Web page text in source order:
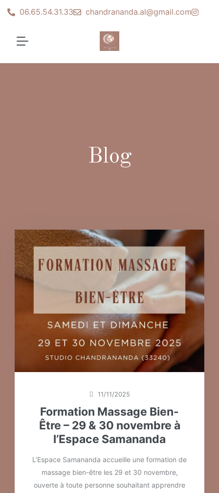
06.65.54.31.33 chandrananda.al@gmail.com
Blog
11/11/2025
Formation Massage Bien-
Être – 29 & 30 novembre à
l’Espace Samananda
L’Espace Samananda accueille une formation de
massage bien-être les 29 et 30 novembre,
ouverte à toute personne souhaitant apprendre